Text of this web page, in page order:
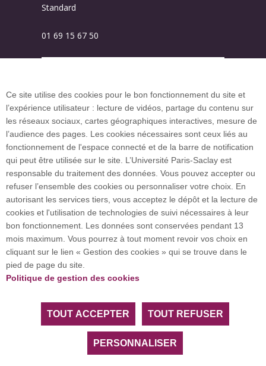
Standard
01 69 15 67 50
Plan du site
Investissement d’avenir (CGI)
Accueil des publics internationaux
L’Université Paris-Saclay coordonne l'Alliance
européenne EUGLOH et est membre des réseaux
européens et internationaux CESAER, EUA, EUF,
Tous droits réservés Université Paris-Saclay
Accessibilité :partiellement conforme
Ce site utilise des cookies pour le bon fonctionnement du site et
l’expérience utilisateur : lecture de vidéos, partage du contenu sur
les réseaux sociaux, cartes géographiques interactives, mesure de
l’audience des pages. Les cookies nécessaires sont ceux liés au
fonctionnement de l'espace connecté et de la barre de notification
qui peut être utilisée sur le site. L’Université Paris-Saclay est
responsable du traitement des données. Vous pouvez accepter ou
refuser l’ensemble des cookies ou personnaliser votre choix. En
autorisant les services tiers, vous acceptez le dépôt et la lecture de
cookies et l'utilisation de technologies de suivi nécessaires à leur
bon fonctionnement. Les données sont conservées pendant 13
mois maximum. Vous pourrez à tout moment revoir vos choix en
cliquant sur le lien « Gestion des cookies » qui se trouve dans le
pied de page du site.
Politique de gestion des cookies
TOUT ACCEPTER TOUT REFUSER
PERSONNALISER